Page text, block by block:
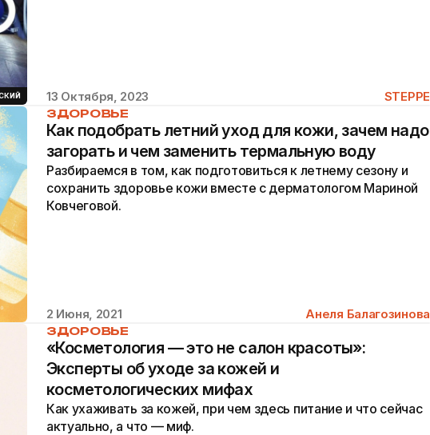
13 Октября, 2023 STEPPE
ЗДОРОВЬЕ
Как подобрать летний уход для кожи, зачем надо
загорать и чем заменить термальную воду
Разбираемся в том, как подготовиться к летнему сезону и
сохранить здоровье кожи вместе с дерматологом Мариной
Ковчеговой.
2 Июня, 2021 Анеля Балагозинова
ЗДОРОВЬЕ
«Косметология — это не салон красоты»:
Эксперты об уходе за кожей и
косметологических мифах
Как ухаживать за кожей, при чем здесь питание и что сейчас
актуально, а что — миф.